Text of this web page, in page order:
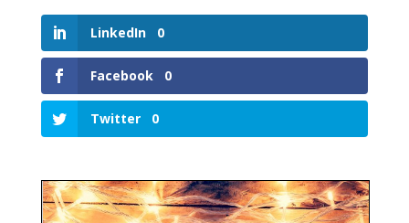
LinkedIn 0
Facebook 0
Twitter 0